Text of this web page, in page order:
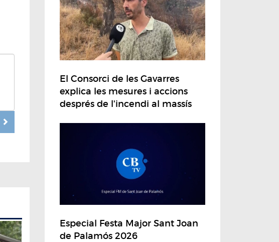
El Consorci de les Gavarres
explica les mesures i accions
després de l'incendi al massís
Especial Festa Major Sant Joan
de Palamós 2026